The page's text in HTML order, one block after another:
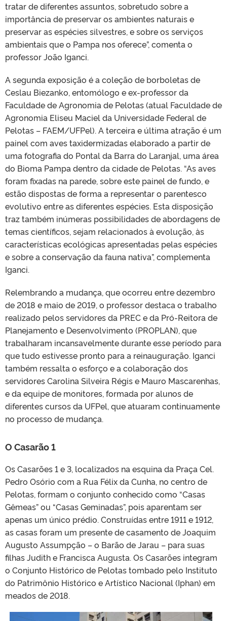
tratar de diferentes assuntos, sobretudo sobre a
importância de preservar os ambientes naturais e
preservar as espécies silvestres, e sobre os serviços
ambientais que o Pampa nos oferece”, comenta o
professor João Iganci.
A segunda exposição é a coleção de borboletas de
Ceslau Biezanko, entomólogo e ex-professor da
Faculdade de Agronomia de Pelotas (atual Faculdade de
Agronomia Eliseu Maciel da Universidade Federal de
Pelotas – FAEM/UFPel). A terceira e última atração é um
painel com aves taxidermizadas elaborado a partir de
uma fotografia do Pontal da Barra do Laranjal, uma área
do Bioma Pampa dentro da cidade de Pelotas. “As aves
foram fixadas na parede, sobre este painel de fundo, e
estão dispostas de forma a representar o parentesco
evolutivo entre as diferentes espécies. Esta disposição
traz também inúmeras possibilidades de abordagens de
temas científicos, sejam relacionados à evolução, às
características ecológicas apresentadas pelas espécies
e sobre a conservação da fauna nativa”, complementa
Iganci.
Relembrando a mudança, que ocorreu entre dezembro
de 2018 e maio de 2019, o professor destaca o trabalho
realizado pelos servidores da PREC e da Pró-Reitora de
Planejamento e Desenvolvimento (PROPLAN), que
trabalharam incansavelmente durante esse período para
que tudo estivesse pronto para a reinauguração. Iganci
também ressalta o esforço e a colaboração dos
servidores Carolina Silveira Régis e Mauro Mascarenhas,
e da equipe de monitores, formada por alunos de
diferentes cursos da UFPel, que atuaram continuamente
no processo de mudança.
O Casarão 1
Os Casarões 1 e 3, localizados na esquina da Praça Cel.
Pedro Osório com a Rua Félix da Cunha, no centro de
Pelotas, formam o conjunto conhecido como “Casas
Gêmeas” ou “Casas Geminadas”, pois aparentam ser
apenas um único prédio. Construídas entre 1911 e 1912,
as casas foram um presente de casamento de Joaquim
Augusto Assumpção – o Barão de Jarau – para suas
filhas Judith e Francisca Augusta. Os Casarões integram
o Conjunto Histórico de Pelotas tombado pelo Instituto
do Patrimônio Histórico e Artístico Nacional (Iphan) em
meados de 2018.